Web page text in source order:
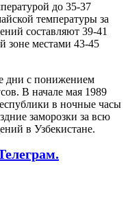
до 35-37
температуры за
составляют 39-41
зоне местами 43-45
дни с понижением
В начале мая 1989
в ночные часы
заморозки за всю
в Узбекистане.